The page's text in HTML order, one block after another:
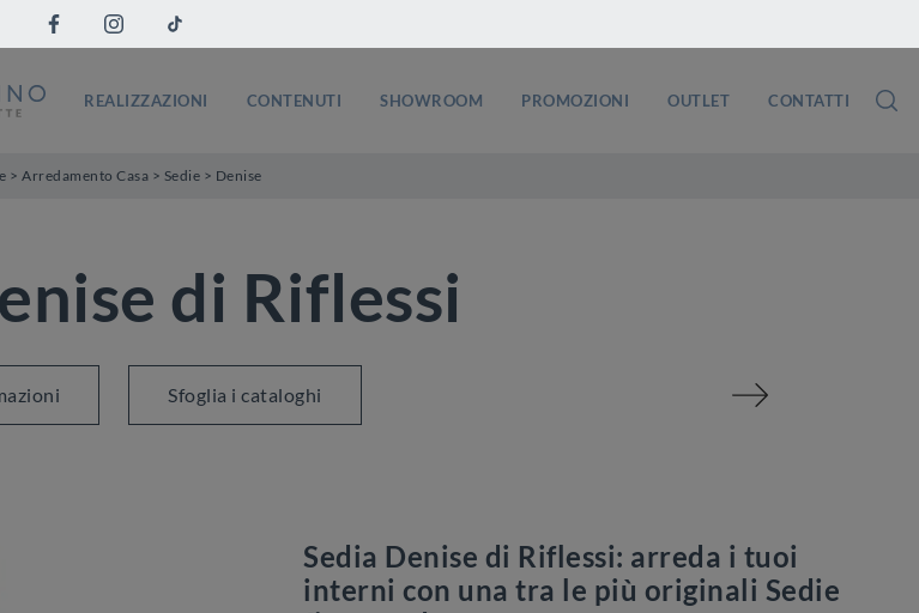
REALIZZAZIONI CONTENUTI SHOWROOM PROMOZIONI OUTLET CONTATTI
> Arredamento Casa > Sedie > Denise
di Riflessi
Sfoglia i cataloghi
Sedia Denise di Riflessi: arreda i tuoi
interni con una tra le più originali Sedie